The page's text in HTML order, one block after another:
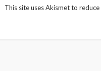
This site uses Akismet to reduce